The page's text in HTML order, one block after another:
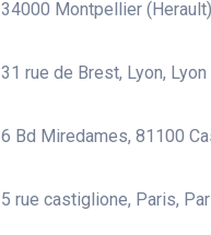
34000 Montpellier
31 rue de Brest, Lyon, Lyon
6 Bd Miredames, 81100
5 rue castiglione, Paris,